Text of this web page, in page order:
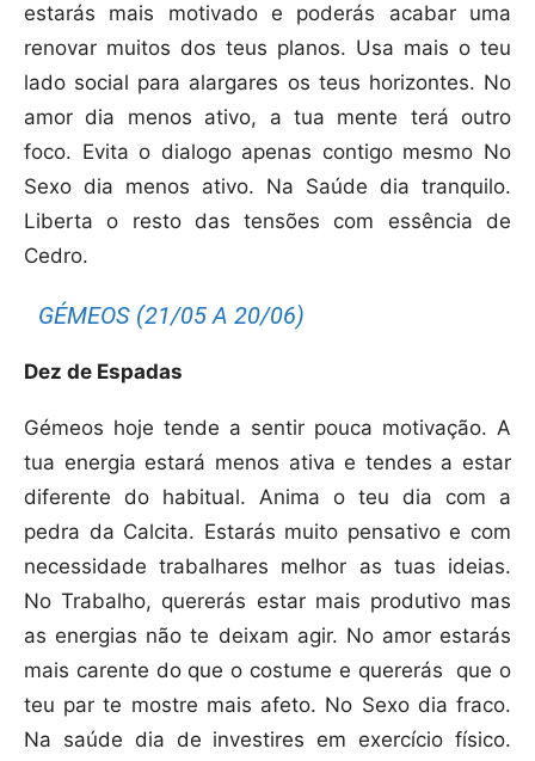
estarás mais motivado e poderás acabar uma
renovar muitos dos teus planos. Usa mais o teu
lado social para alargares os teus horizontes. No
amor dia menos ativo, a tua mente terá outro
foco. Evita o dialogo apenas contigo mesmo No
Sexo dia menos ativo. Na Saúde dia tranquilo.
Liberta o resto das tensões com essência de
Cedro.
GÉMEOS (21/05 A 20/06)
Dez de Espadas
Gémeos hoje tende a sentir pouca motivação. A
tua energia estará menos ativa e tendes a estar
diferente do habitual. Anima o teu dia com a
pedra da Calcita. Estarás muito pensativo e com
necessidade trabalhares melhor as tuas ideias.
No Trabalho, quererás estar mais produtivo mas
as energias não te deixam agir. No amor estarás
mais carente do que o costume e quererás
que o
teu par te mostre mais afeto. No Sexo dia fraco.
Na saúde dia de investires em exercício físico.